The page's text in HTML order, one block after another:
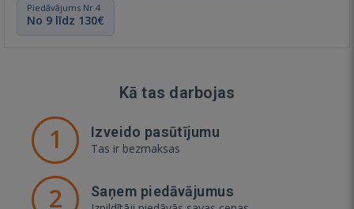
Piedāvājums Nr.4
No 9 līdz 130€
Kā tas darbojas
1 Izveido pasūtījumu
Tas ir bezmaksas
2 Saņem piedāvājumus